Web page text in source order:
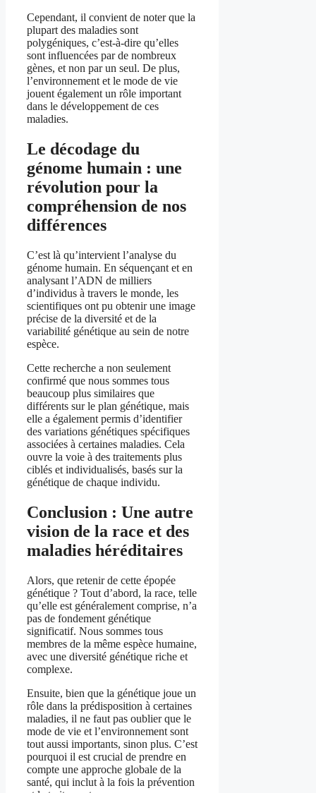
Cependant, il convient de noter que la
plupart des maladies sont
polygéniques, c’est-à-dire qu’elles
sont influencées par de nombreux
gènes, et non par un seul. De plus,
l’environnement et le mode de vie
jouent également un rôle important
dans le développement de ces
maladies.
Le décodage du
génome humain : une
révolution pour la
compréhension de nos
différences
C’est là qu’intervient l’analyse du
génome humain. En séquençant et en
analysant l’ADN de milliers
d’individus à travers le monde, les
scientifiques ont pu obtenir une image
précise de la diversité et de la
variabilité génétique au sein de notre
espèce.
Cette recherche a non seulement
confirmé que nous sommes tous
beaucoup plus similaires que
différents sur le plan génétique, mais
elle a également permis d’identifier
des variations génétiques spécifiques
associées à certaines maladies. Cela
ouvre la voie à des traitements plus
ciblés et individualisés, basés sur la
génétique de chaque individu.
Conclusion : Une autre
vision de la race et des
maladies héréditaires
Alors, que retenir de cette épopée
génétique ? Tout d’abord, la race, telle
qu’elle est généralement comprise, n’a
pas de fondement génétique
significatif. Nous sommes tous
membres de la même espèce humaine,
avec une diversité génétique riche et
complexe.
Ensuite, bien que la génétique joue un
rôle dans la prédisposition à certaines
maladies, il ne faut pas oublier que le
mode de vie et l’environnement sont
tout aussi importants, sinon plus. C’est
pourquoi il est crucial de prendre en
compte une approche globale de la
santé, qui inclut à la fois la prévention